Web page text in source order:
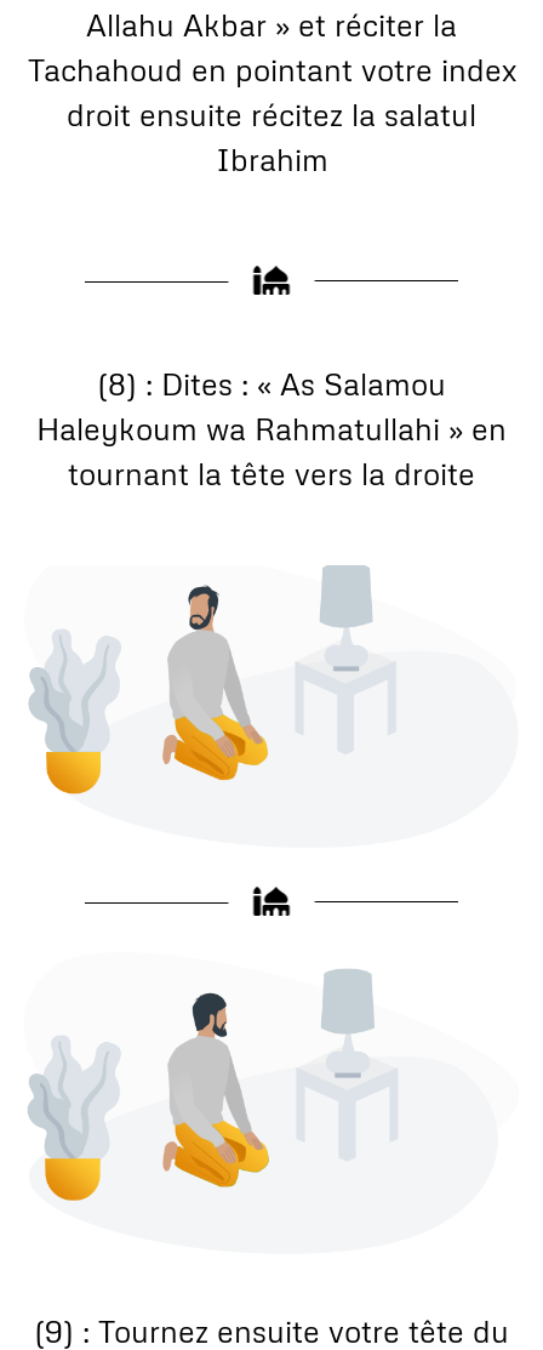
Allahu Akbar » et réciter la
Tachahoud en pointant votre index
droit ensuite récitez la salatul
Ibrahim
(8) : Dites : « As Salamou
Haleykoum wa Rahmatullahi » en
tournant la tête vers la droite
(9) : Tournez ensuite votre tête du